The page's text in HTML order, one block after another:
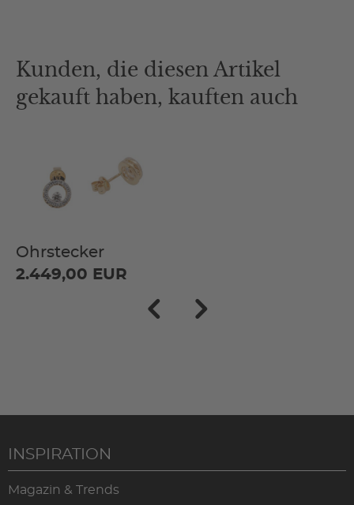
Kunden, die diesen Artikel
gekauft haben, kauften auch
Ohrstecker
2.449,00 EUR
INSPIRATION
Magazin & Trends